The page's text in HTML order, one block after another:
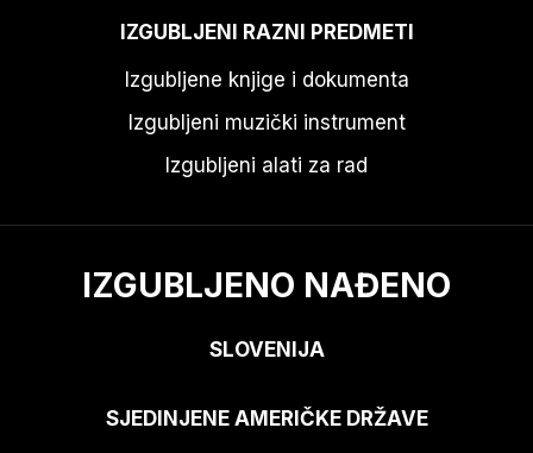
IZGUBLJENI RAZNI PREDMETI
Izgubljene knjige i dokumenta
Izgubljeni muzički instrument
Izgubljeni alati za rad
IZGUBLJENO NAĐENO
SLOVENIJA
SJEDINJENE AMERIČKE DRŽAVE